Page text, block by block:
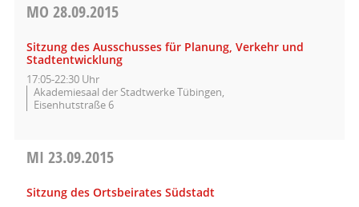
MO 28.09.2015
Sitzung des Ausschusses für Planung, Verkehr und
Stadtentwicklung
17:05-22:30 Uhr
Akademiesaal der Stadtwerke Tübingen,
Eisenhutstraße 6
MI 23.09.2015
Sitzung des Ortsbeirates Südstadt